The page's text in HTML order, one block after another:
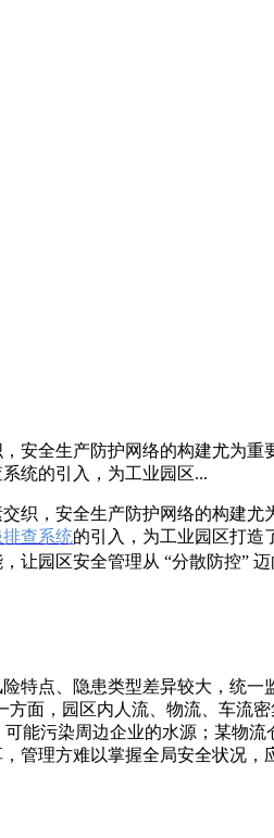
安全生产防护网络的构建尤为重
统的引入，为工业园区...
织，安全生产防护网络的构建尤
查系统的引入，为工业园区打造
园区安全管理从 “分散防控” 迈
特点、隐患类型差异较大，统一
面，园区内人流、物流、车流密
能污染周边企业的水源；某物
管理方难以掌握全局安全状况，